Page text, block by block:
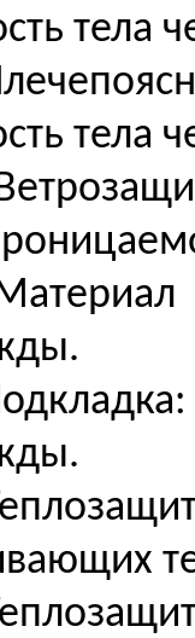
тела
тела